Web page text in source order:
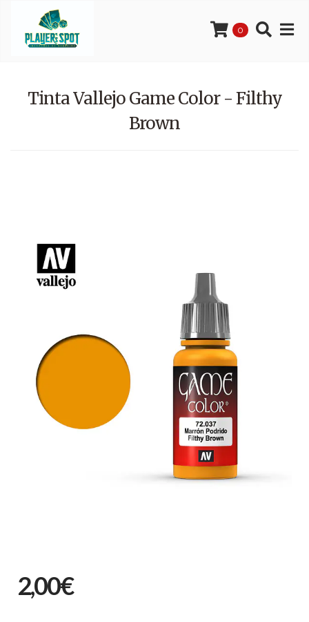
0
Tinta Vallejo Game Color - Filthy
Brown
2,00€